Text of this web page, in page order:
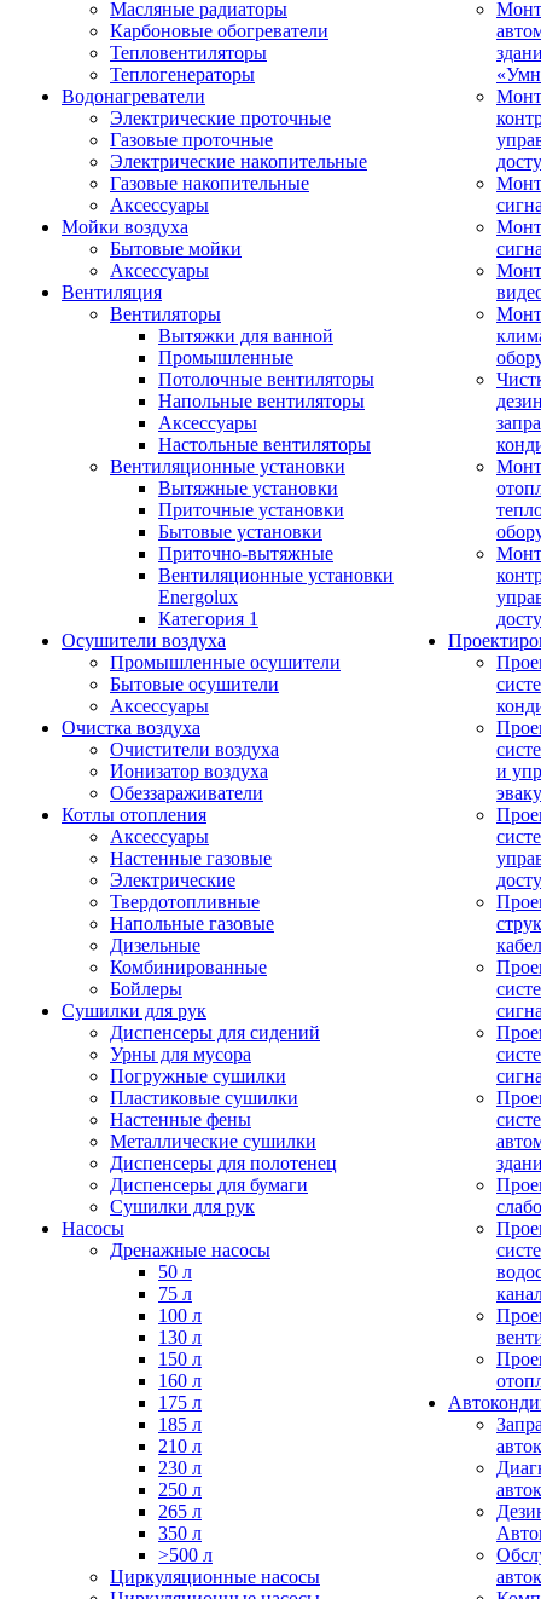
Масляные радиаторы
Карбоновые обогреватели
Тепловентиляторы
Теплогенераторы
Водонагреватели
Электрические проточные
Газовые проточные
Электрические накопительные
Газовые накопительные
Аксессуары
Мойки воздуха
Бытовые мойки
Аксессуары
Вентиляция
Вентиляторы
Вытяжки для ванной
Промышленные
Потолочные вентиляторы
Напольные вентиляторы
Аксессуары
Настольные вентиляторы
Вентиляционные установки
Вытяжные установки
Приточные установки
Бытовые установки
Приточно-вытяжные
Вентиляционные установки
Energolux
Категория 1
Осушители воздуха
Промышленные осушители
Бытовые осушители
Аксессуары
Очистка воздуха
Очистители воздуха
Ионизатор воздуха
Обеззараживатели
Котлы отопления
Аксессуары
Настенные газовые
Электрические
Твердотопливные
Напольные газовые
Дизельные
Комбинированные
Бойлеры
Сушилки для рук
Диспенсеры для сидений
Урны для мусора
Погружные сушилки
Пластиковые сушилки
Настенные фены
Металлические сушилки
Диспенсеры для полотенец
Диспенсеры для бумаги
Сушилки для рук
Насосы
Дренажные насосы
50 л
75 л
100 л
130 л
150 л
160 л
175 л
185 л
210 л
230 л
250 л
265 л
350 л
>500 л
Циркуляционные насосы
и